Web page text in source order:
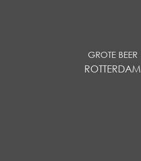
GROTE BEER
ROTTERDAM